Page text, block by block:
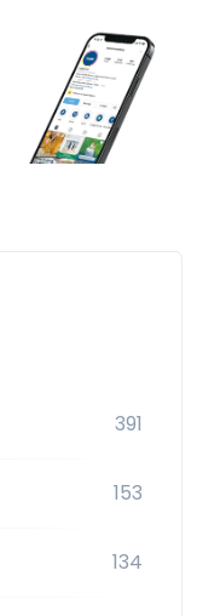
391
153
134